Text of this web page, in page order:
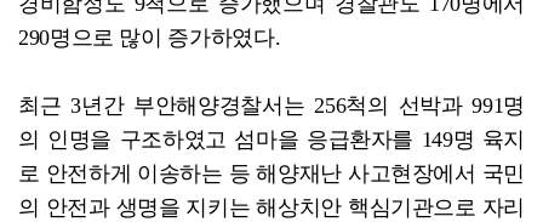
290명으로 많이 증가하였다.
최근 3년간 부안해양경찰서는 256척의 선박과 991명
의 인명을 구조하였고 섬마을 응급환자를 149명 육지
로 안전하게 이송하는 등 해양재난 사고현장에서 국민
의 안전과 생명을 지키는 해상치안 핵심기관으로 자리